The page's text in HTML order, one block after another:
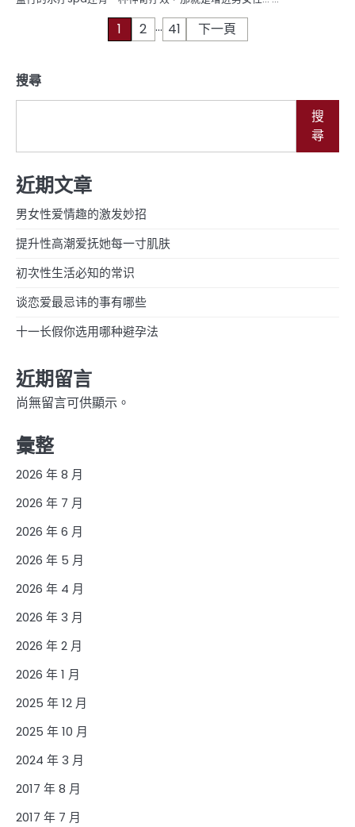
分
1 2 ... 41 下一頁
搜尋
搜
尋
近期文章
男女性爱情趣的激发妙招
提升性高潮爱抚她每一寸肌肤
初次性生活必知的常识
谈恋爱最忌讳的事有哪些
十一长假你选用哪种避孕法
近期留言
尚無留言可供顯示。
彙整
2026 年 8 月
2026 年 7 月
2026 年 6 月
2026 年 5 月
2026 年 4 月
2026 年 3 月
2026 年 2 月
2026 年 1 月
2025 年 12 月
2025 年 10 月
2024 年 3 月
2017 年 8 月
2017 年 7 月